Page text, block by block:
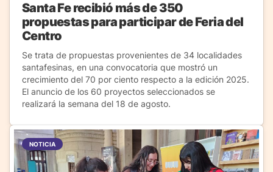
Santa Fe recibió más de 350
propuestas para participar de Feria del
Centro
Se trata de propuestas provenientes de 34 localidades
santafesinas, en una convocatoria que mostró un
crecimiento del 70 por ciento respecto a la edición 2025.
El anuncio de los 60 proyectos seleccionados se
realizará la semana del 18 de agosto.
NOTICIA